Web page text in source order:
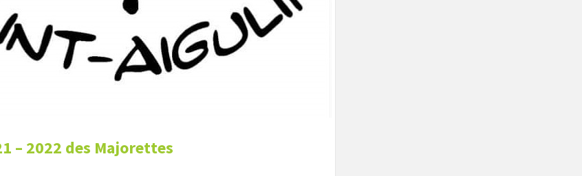
– 2022 des Majorettes